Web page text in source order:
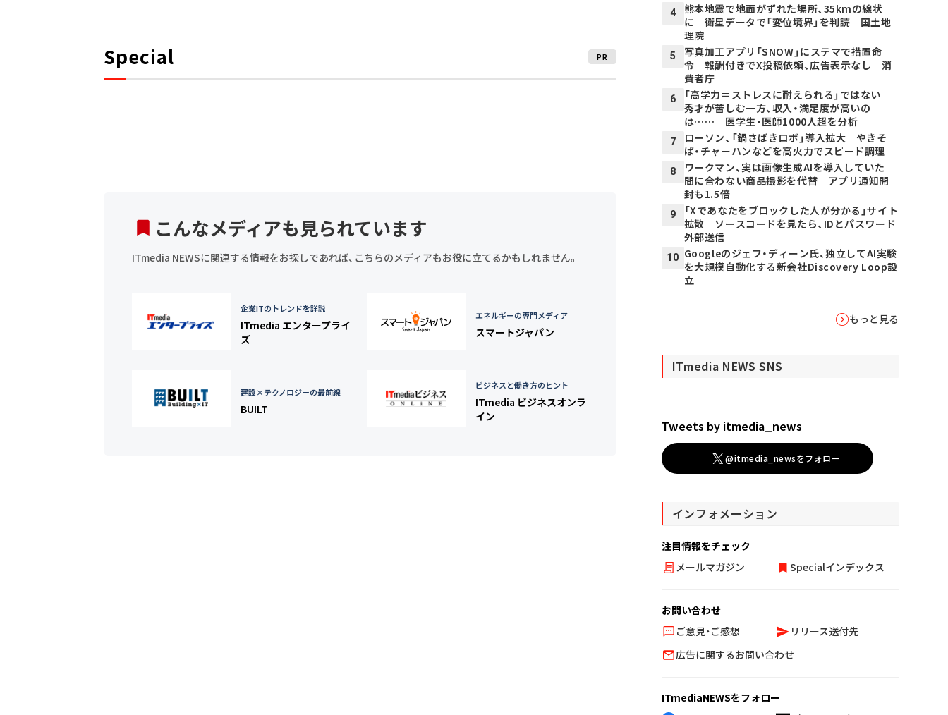
Special PR
こんなメディアも見られています
ITmedia NEWSに関連する情報をお探しであれば、こちらのメディアもお役に立てるかもしれません。
企業ITのトレンドを詳説
ITmedia エンタープライ
ズ
エネルギーの専門メディア
スマートジャパン
建設×テクノロジーの最前線
BUILT
ビジネスと働き方のヒント
ITmedia ビジネスオンラ
イン
4
熊本地震で地面がずれた場所、35kmの線状
に 衛星データで「変位境界」を判読 国土地
理院
5
写真加工アプリ「SNOW」にステマで措置命
令 報酬付きでX投稿依頼、広告表示なし 消
費者庁
6
「高学力＝ストレスに耐えられる」ではない
秀才が苦しむ一方、収入・満足度が高いの
は…… 医学生・医師1000人超を分析
7
ローソン、「鍋さばきロボ」導入拡大 やきそ
ば・チャーハンなどを高火力でスピード調理
8
ワークマン、実は画像生成AIを導入していた
間に合わない商品撮影を代替 アプリ通知開
封も1.5倍
9
「Xであなたをブロックした人が分かる」サイト
拡散 ソースコードを見たら、IDとパスワード
外部送信
10 Googleのジェフ・ディーン氏、独立してAI実験
を大規模自動化する新会社Discovery Loop設
立
もっと見る
ITmedia NEWS SNS
Tweets by itmedia_news
@itmedia_newsをフォロー
インフォメーション
注目情報をチェック
メールマガジン
Specialインデックス
お問い合わせ
ご意見・ご感想
リリース送付先
広告に関するお問い合わせ
ITmediaNEWSをフォロー